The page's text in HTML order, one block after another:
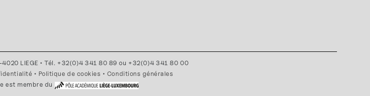
LIEGE • Tél. +32(0)4 341 80 89 ou +32(0)4 341 80 00
• Politique de cookies • Conditions générales
est membre du